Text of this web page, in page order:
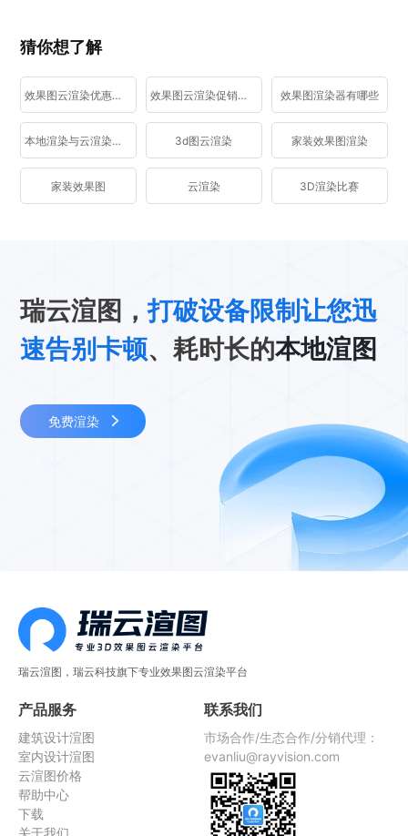
猜你想了解
效果图云渲染优惠活动 效果图云渲染促销活动 效果图渲染器有哪些
本地渲染与云渲染区别 3d图云渲染 家装效果图渲染
家装效果图 云渲染 3D渲染比赛
瑞云渲图，打破设备限制让您迅
速告别卡顿、耗时长的本地渲图
免费渲染
瑞云渲图，瑞云科技旗下专业效果图云渲染平台
产品服务
建筑设计渲图
室内设计渲图
云渲图价格
帮助中心
下载
关于我们
联系我们
市场合作/生态合作/分销代理：
evanliu@rayvision.com